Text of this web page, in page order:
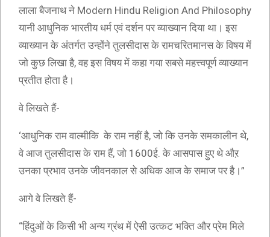
लाला बैजनाथ ने Modern Hindu Religion And Philosophy
यानी आधुनिक भारतीय धर्म एवं दर्शन पर व्याख्यान दिया था। इस
व्याख्यान के अंतर्गत उन्होंने तुलसीदास के रामचरितमानस के विषय में
जो कुछ लिखा है, वह इस विषय में कहा गया सबसे महत्त्वपूर्ण व्याख्यान
प्रतीत होता है।
वे लिखते हैं-
‘आधुनिक राम वाल्मीकि के राम नहीं है, जो कि उनके समकालीन थे,
वे आज तुलसीदास के राम हैं, जो 1600ई. के आसपास हुए थे औऱ
उनका प्रभाव उनके जीवनकाल से अधिक आज के समाज पर है।”
आगे वे लिखते हैं-
“हिंदुओं के किसी भी अन्य ग्रंथ में ऐसी उत्कट भक्ति और प्रेम मिले